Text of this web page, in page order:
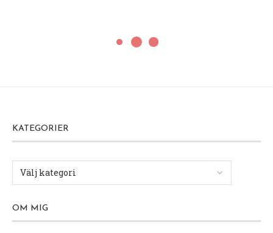
KATEGORIER
OM MIG